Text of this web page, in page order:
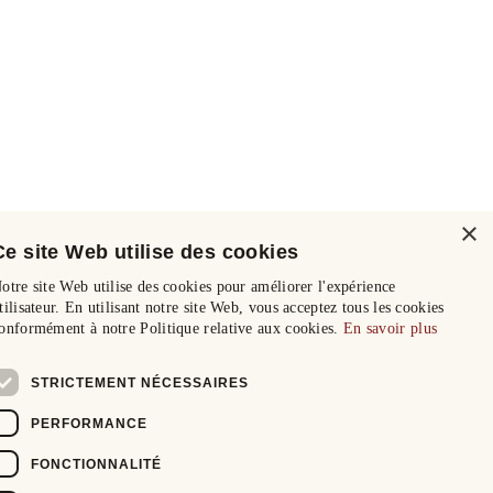
×
site Web utilise des cookies
site Web utilise des cookies pour améliorer l'expérience
En utilisant notre site Web, vous acceptez tous les cookies
à notre Politique relative aux cookies. En savoir plus
STRICTEMENT NÉCESSAIRES
PERFORMANCE
FONCTIONNALITÉ